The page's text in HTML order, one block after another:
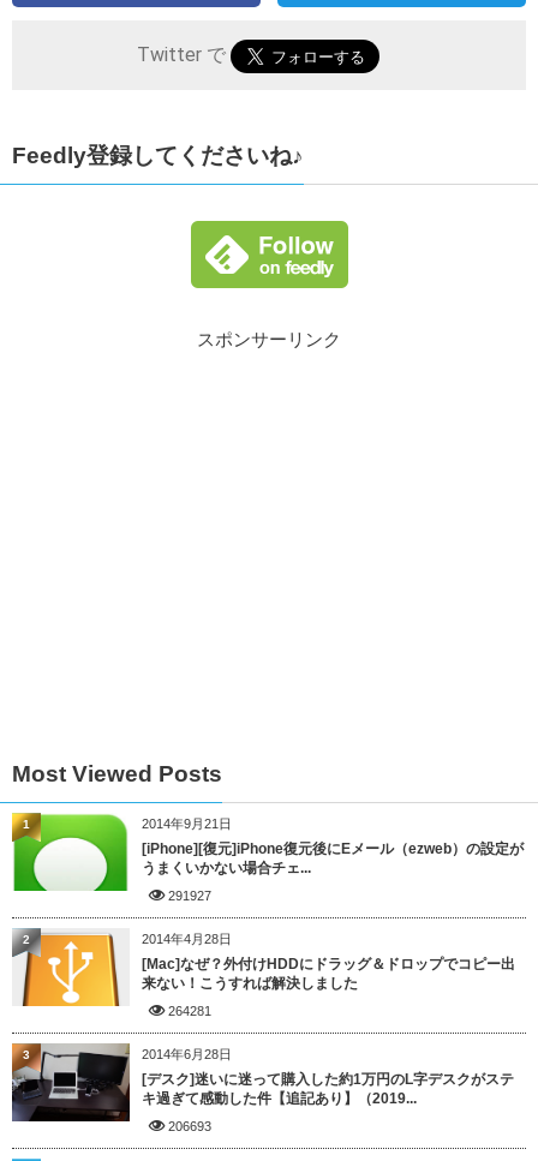
Twitter で
Feedly登録してくださいね♪
スポンサーリンク
Most Viewed Posts
2014年9月21日
[iPhone][復元]iPhone復元後にEメール（ezweb）の設定が
うまくいかない場合チェ...
291927
1
2014年4月28日
[Mac]なぜ？外付けHDDにドラッグ＆ドロップでコピー出
来ない！こうすれば解決しました
264281
2
2014年6月28日
[デスク]迷いに迷って購入した約1万円のL字デスクがステ
キ過ぎて感動した件【追記あり】（2019...
206693
3